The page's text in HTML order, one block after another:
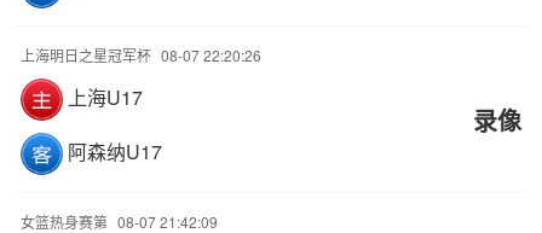
上海明日之星冠军杯 08-07 22:20:26
上海U17
阿森纳U17
录像
女篮热身赛第 08-07 21:42:09